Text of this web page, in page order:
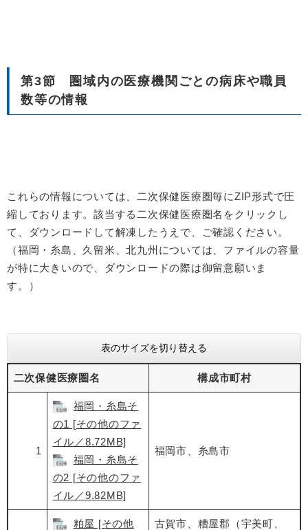
第3節 圏域内の医療機関ごとの病床や職員
数等の情報
これらの情報については、二次保健医療圏毎にZIP形式で圧
縮しております。該当する二次保健医療圏名をクリックし
て、ダウンロードして解凍したうえで、ご確認ください。
（福岡・糸島、久留米、北九州については、ファイルの容量
が特に大きいので、ダウンロードの際は御留意願いま
す。）
表のサイズを切り替える
二次保健医療圏名 構成市町村
1
福岡・糸島そ
の1 [その他のファ
イル／8.72MB]
福岡・糸島そ
の2 [その他のファ
イル／9.82MB]
福岡市、糸島市
粕屋 [その他
古賀市、糟屋郡（宇美町、